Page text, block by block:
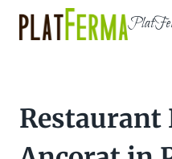
Skip
Restaurant